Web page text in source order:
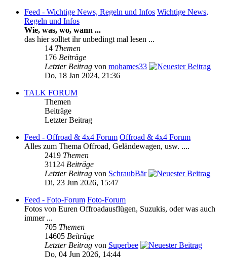
Feed - Wichtige News, Regeln und Infos Wichtige News,
Regeln und Infos
Wie, was, wo, wann ...
das hier solltet ihr unbedingt mal lesen ...
14 Themen
176 Beiträge
Letzter Beitrag von mohames33
Do, 18 Jan 2024, 21:36
TALK FORUM
Themen
Beiträge
Letzter Beitrag
Feed - Offroad & 4x4 Forum Offroad & 4x4 Forum
Alles zum Thema Offroad, Geländewagen, usw. ....
2419 Themen
31124 Beiträge
Letzter Beitrag von SchraubBär
Di, 23 Jun 2026, 15:47
Feed - Foto-Forum Foto-Forum
Fotos von Euren Offroadausflügen, Suzukis, oder was auch
immer ...
705 Themen
14605 Beiträge
Letzter Beitrag von Superbee
Do, 04 Jun 2026, 14:44